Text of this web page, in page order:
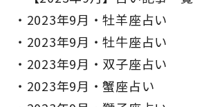
2023年9月・牡羊座占い
2023年9月・牡牛座占い
2023年9月・双子座占い
2023年9月・蟹座占い